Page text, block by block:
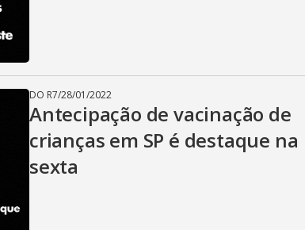
DO R7/28/01/2022
Antecipação de vacinação de
crianças em SP é destaque na
sexta